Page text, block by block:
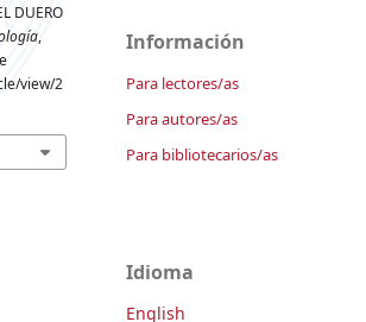
DUERO
,
view/2
Información
Para lectores/as
Para autores/as
Para bibliotecarios/as
Idioma
English